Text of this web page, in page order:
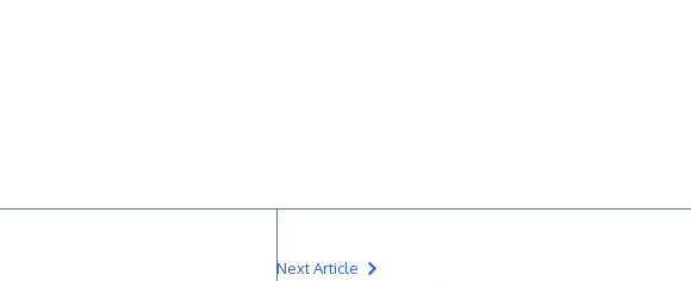
Next Article